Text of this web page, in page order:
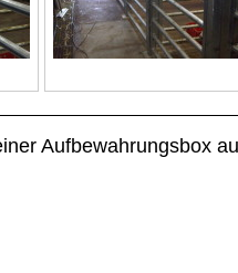
Aufbewahrungsbox